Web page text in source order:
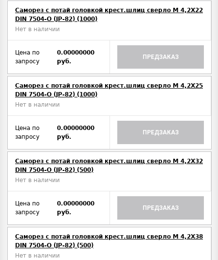
Саморез с потай головкой крест.шлиц сверло М 4,2Х22
DIN 7504-O (JP-82) (1000)
Нет в наличии
Цена по
запросу
0.00000000
руб.
ПРЕДЗАКАЗ
Саморез с потай головкой крест.шлиц сверло М 4,2Х25
DIN 7504-O (JP-82) (1000)
Нет в наличии
Цена по
запросу
0.00000000
руб.
ПРЕДЗАКАЗ
Саморез с потай головкой крест.шлиц сверло М 4,2Х32
DIN 7504-O (JP-82) (500)
Нет в наличии
Цена по
запросу
0.00000000
руб.
ПРЕДЗАКАЗ
Саморез с потай головкой крест.шлиц сверло М 4,2Х38
DIN 7504-O (JP-82) (500)
Нет в наличии